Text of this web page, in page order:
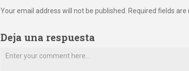
Your email address will not be published. Required fields
Deja una respuesta